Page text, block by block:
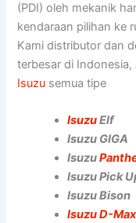
(PDI) oleh mekanik
kendaraan pilihan ke
Kami distributor dan
terbesar di
Isuzu semua tipe
IsuzuElf
Isuzu GIGA
Isuzu
Isuzu Pick
Isuzu Bison
Isuzu D-Max